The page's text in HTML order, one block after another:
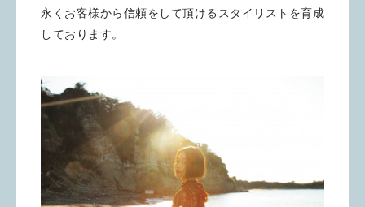
永くお客様から信頼をして頂けるスタイリストを育成
しております。